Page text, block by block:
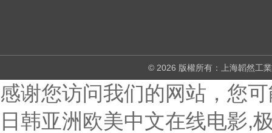
© 2026 版權所有：上海韜然工
感谢您访问我们的网站，您
日韩亚洲欧美中文在线电影,